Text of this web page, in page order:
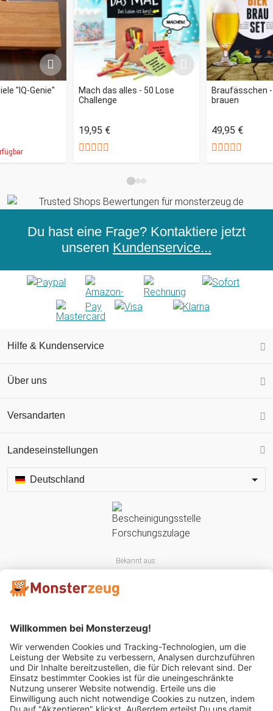
"IQ-Genie"
Mach das alles - 50 Lose
Challenge
19,95 €
Braufässchen
brauen
49,95 €
Du hast eine Frage? Kontaktiere jetzt
unseren Kundenservice...
Hilfe & Kundenservice
Über uns
Versandarten
Landeseinstellungen
Deutschland
Bekannt aus:
Mitglied im: